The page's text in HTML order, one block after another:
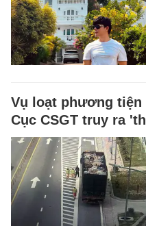
Vụ loạt phương
Cục CSGT truy ra